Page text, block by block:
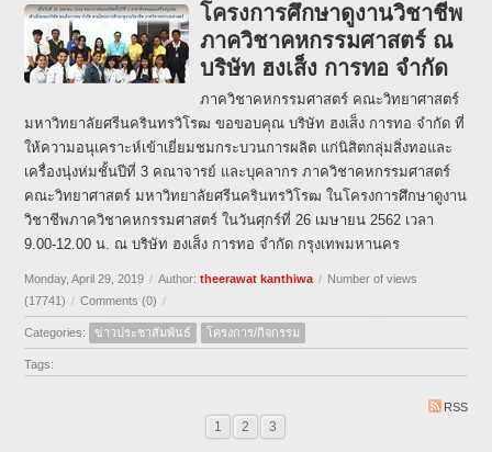
โครงการศึกษาดูงานวิชาชีพ
ภาควิชาคหกรรมศาสตร์ ณ
บริษัท ฮงเส็ง การทอ จำกัด
ภาควิชาคหกรรมศาสตร์ คณะวิทยาศาสตร์
มหาวิทยาลัยศรีนครินทรวิโรฒ ขอขอบคุณ บริษัท ฮงเส็ง การทอ จำกัด ที่
ให้ความอนุเคราะห์เข้าเยี่ยมชมกระบวนการผลิต แก่นิสิตกลุ่มสิ่งทอและ
เครื่องนุ่งห่มชั้นปีที่ 3 คณาจารย์ และบุคลากร ภาควิชาคหกรรมศาสตร์
คณะวิทยาศาสตร์ มหาวิทยาลัยศรีนครินทรวิโรฒ ในโครงการศึกษาดูงาน
วิชาชีพภาควิชาคหกรรมศาสตร์ ในวันศุกร์ที่ 26 เมษายน 2562 เวลา
9.00-12.00 น. ณ บริษัท ฮงเส็ง การทอ จำกัด กรุงเทพมหานคร
Monday, April 29, 2019 / Author:theerawat kanthiwa / Number of views
(17741) / Comments (0) /
Categories: ข่าวประชาสัมพันธ์ โครงการ/กิจกรรม
Tags:
RSS
1 2 3